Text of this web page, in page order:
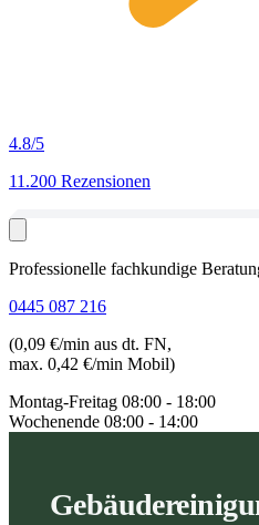
4.8/5
11.200 Rezensionen
Professionelle fachkundige
0445 087 216
(0,09 €/min aus dt. FN,
max. 0,42 €/min Mobil)
Montag-Freitag 08:00 - 18:00
Wochenende 08:00 - 14:00